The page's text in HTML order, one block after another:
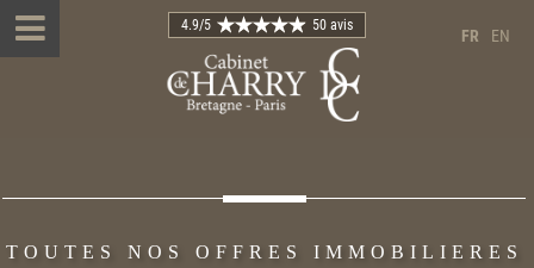
FR EN
4.9/5 50 avis
TOUTES NOS OFFRES IMMOBILIERES